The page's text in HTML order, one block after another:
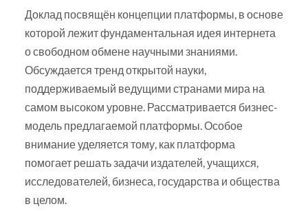
Доклад посвящён концепции платформы, в основе
которой лежит фундаментальная идея интернета
о свободном обмене научными знаниями.
Обсуждается тренд открытой науки,
поддерживаемый ведущими странами мира на
самом высоком уровне. Рассматривается бизнес-
модель предлагаемой платформы. Особое
внимание уделяется тому, как платформа
помогает решать задачи издателей, учащихся,
исследователей, бизнеса, государства и общества
в целом.